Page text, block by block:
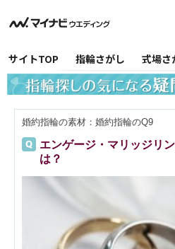
サイトTOP 指輪さがし 式場さ
婚約指輪の素材：婚約指輪のQ9
エンゲージ・マリッジリ
は？